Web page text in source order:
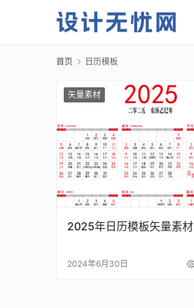
首页 日历模板
矢量素材
2025年日历模板矢量素材
2024年6月30日